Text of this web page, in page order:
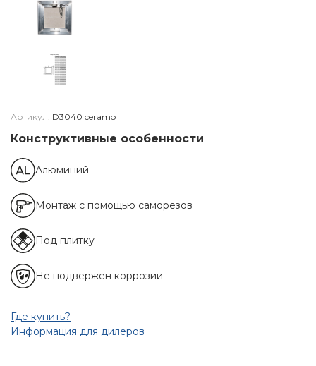
Артикул: D3040 ceramo
Конструктивные особенности
Алюминий
Монтаж с помощью саморезов
Под плитку
Не подвержен коррозии
Где купить?
Информация для дилеров